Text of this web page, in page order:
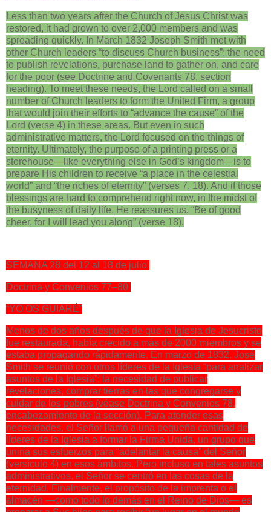
Less than two years after the Church of Jesus Christ was
restored, it had grown to over 2,000 members and was
spreading quickly. In March 1832 Joseph Smith met with
other Church leaders “to discuss Church business”: the need
to publish revelations, purchase land to gather on, and care
for the poor (see Doctrine and Covenants 78, section
heading). To meet these needs, the Lord called on a small
number of Church leaders to form the United Firm, a group
that would join their efforts to “advance the cause” of the
Lord (verse 4) in these areas. But even in such
administrative matters, the Lord focused on the things of
eternity. Ultimately, the purpose of a printing press or a
storehouse—like everything else in God’s kingdom—is to
prepare His children to receive “a place in the celestial
world” and “the riches of eternity” (verses 7, 18). And if those
blessings are hard to comprehend right now, in the midst of
the busyness of daily life, He reassures us, “Be of good
cheer, for I will lead you along” (verse 18).
SEMANA 28 del 12 al 18 de julio
Doctrina y Convenios 77–80
“YO OS GUIARÉ”
Menos de dos años después de que la Iglesia de Jesucristo
fue restaurada, había crecido a más de 2000 miembros y se
estaba propagando rápidamente. En marzo de 1832, José
Smith se reunió con otros líderes de la Iglesia “para analizar
asuntos de la Iglesia”: la necesidad de publicar
revelaciones, comprar tierras en las que congregarse y
cuidar de los pobres (véase Doctrina y Convenios 78,
encabezamiento de la sección). Para atender esas
necesidades, el Señor llamó a una pequeña cantidad de
líderes de la Iglesia a formar la Firma Unida, un grupo que
uniría sus esfuerzos para “adelantar la causa” del Señor
(versículo 4) en esos ámbitos. Pero incluso en tales asuntos
administrativos, el Señor se centró en las cosas de la
eternidad. Finalmente, el propósito de la imprenta o el
almacén —como todo lo demás en el Reino de Dios— es